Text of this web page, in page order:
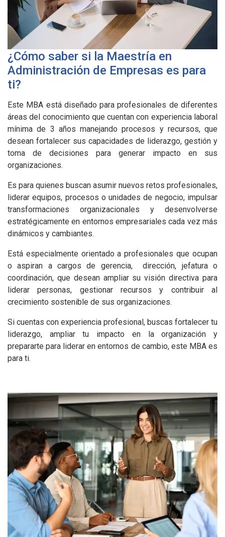
¿Cómo saber si la Maestría en
Administración de Empresas es para
ti?
Este MBA está diseñado para profesionales de diferentes
áreas del conocimiento que cuentan con experiencia laboral
mínima de 3 años manejando procesos y recursos, que
desean fortalecer sus capacidades de liderazgo, gestión y
toma de decisiones para generar impacto en sus
organizaciones.
Es para quienes buscan asumir nuevos retos profesionales,
liderar equipos, procesos o unidades de negocio, impulsar
transformaciones organizacionales y desenvolverse
estratégicamente en entornos empresariales cada vez más
dinámicos y cambiantes.
Está especialmente orientado a profesionales que ocupan
o aspiran a cargos de gerencia, dirección, jefatura o
coordinación, que desean ampliar su visión directiva para
liderar personas, gestionar recursos y contribuir al
crecimiento sostenible de sus organizaciones.
Si cuentas con experiencia profesional, buscas fortalecer tu
liderazgo, ampliar tu impacto en la organización y
prepararte para liderar en entornos de cambio, este MBA es
para ti.